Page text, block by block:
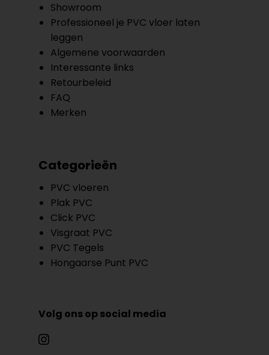
Showroom
Professioneel je PVC vloer laten
leggen
Algemene voorwaarden
Interessante links
Retourbeleid
FAQ
Merken
Categorieën
PVC vloeren
Plak PVC
Click PVC
Visgraat PVC
PVC Tegels
Hongaarse Punt PVC
Volg ons op social media